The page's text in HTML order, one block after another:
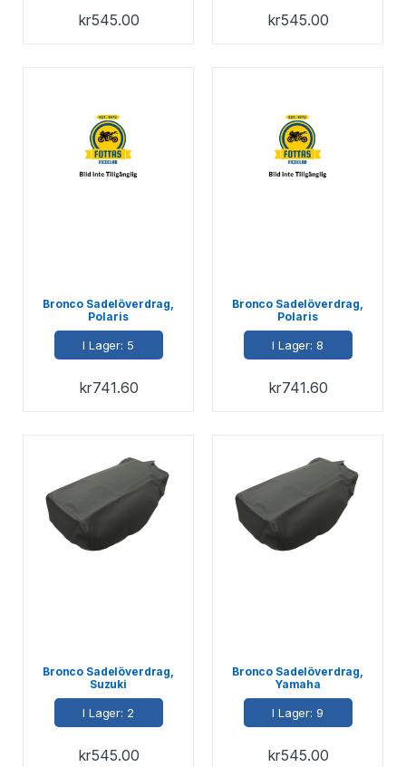
kr545.00 kr545.00
Bronco Sadelöverdrag,
Polaris
I Lager: 5
kr741.60
Bronco Sadelöverdrag,
Polaris
I Lager: 8
kr741.60
Bronco Sadelöverdrag,
Suzuki
I Lager: 2
kr545.00
Bronco Sadelöverdrag,
Yamaha
I Lager: 9
kr545.00